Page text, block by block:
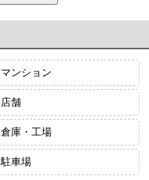
マンション
店舗
倉庫・工場
駐車場